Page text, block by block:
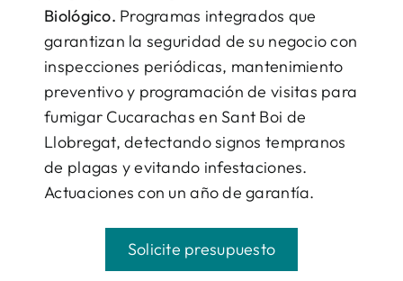
Biológico. Programas integrados que
garantizan la seguridad de su negocio con
inspecciones periódicas, mantenimiento
preventivo y programación de visitas para
fumigar Cucarachas en Sant Boi de
Llobregat, detectando signos tempranos
de plagas y evitando infestaciones.
Actuaciones con un año de garantía.
Solicite presupuesto